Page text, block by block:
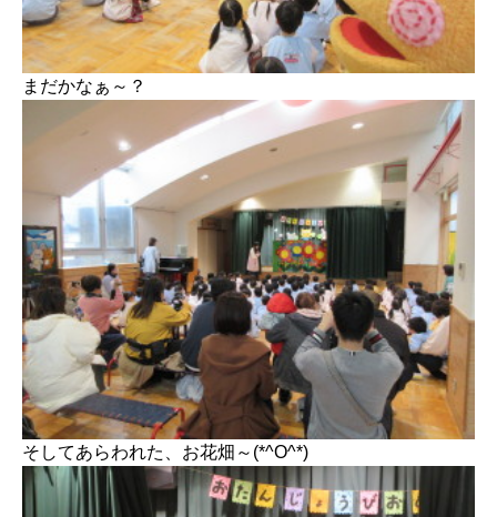
まだかなぁ～？
そしてあらわれた、お花畑～(*^O^*)